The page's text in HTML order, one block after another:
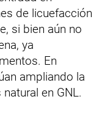
de licuefacción
si bien aún no
ya
En
ampliando la
en GNL.